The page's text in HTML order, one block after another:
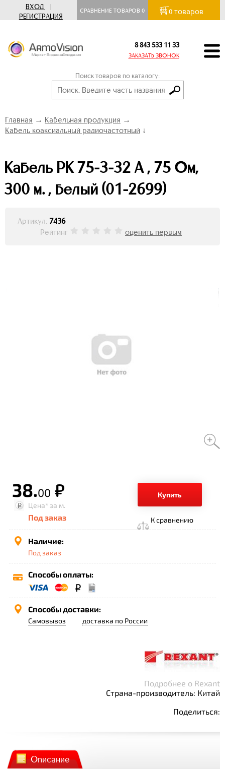
ВХОД
|
РЕГИСТРАЦИЯ
СРАВНЕНИЕ ТОВАРОВ0 0 товаров
8 843 533 11 33
ЗАКАЗАТЬ ЗВОНОК
Поиск товаров по каталогу:
Главная → Кабельная продукция →
Кабель коаксиальный радиочастотный ↓
Кабель РК 75-3-32 А , 75 Ом,
300 м. , белый (01-2699)
Артикул: 7436
Рейтинг
оценить первым
38.00 р.
Купить
Цена* за м.
Под заказ К сравнению
Наличие:
Под заказ
Способы оплаты:
Способы доставки:
Самовывоз доставка по России
Подробнее о Rexant
Страна-производитель: Китай
Поделиться:
Описание